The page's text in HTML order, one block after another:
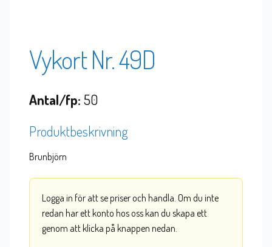
Vykort Nr. 49D
Antal/fp: 50
Produktbeskrivning
Brunbjörn
Logga in för att se priser och handla. Om du inte
redan har ett konto hos oss kan du skapa ett
genom att klicka på knappen nedan.